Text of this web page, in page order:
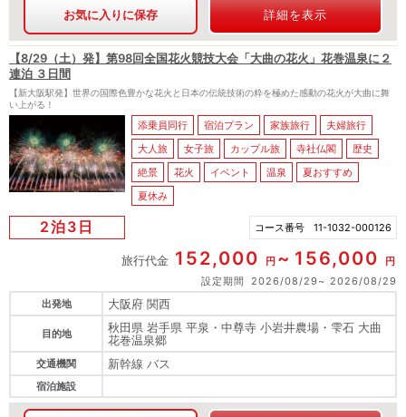
お気に入りに保存 詳細を表示
【8/29（土）発】第98回全国花火競技大会「大曲の花火」花巻温泉に２
連泊 ３日間
【新大阪駅発】世界の国際色豊かな花火と日本の伝統技術の粋を極めた感動の花火が大曲に舞
い上がる！
添乗員同行 宿泊プラン 家族旅行
夫婦旅行
大人旅
女子旅 カップル旅 寺社仏閣
歴史
絶景
花火 イベント 温泉
夏おすすめ
夏休み
2泊3日 コース番号 11-1032-000126
旅行代金 152,000 円 156,000
円
設定期間
2026/08/29
2026/08/29
出発地
大阪府 関西
目的地
秋田県 岩手県 平泉・中尊寺 小岩井農場・雫石 大曲
花巻温泉郷
交通機関 新幹線 バス
宿泊施設